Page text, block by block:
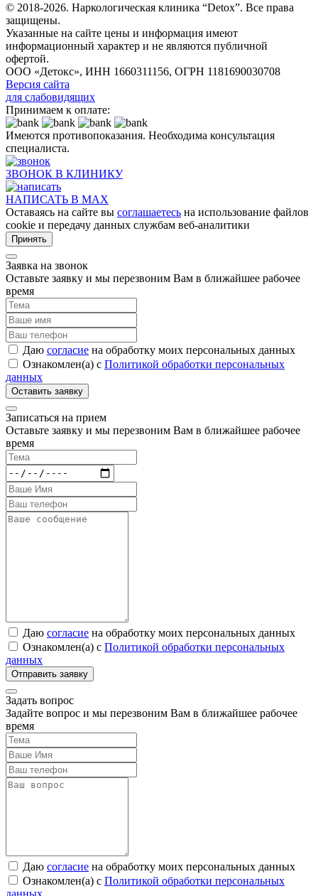
© 2018-2026. Наркологическая клиника “Detox”. Все права
защищены.
Указанные на сайте цены и информация имеют
информационный характер и не являются публичной
офертой.
ООО «Детокс», ИНН 1660311156, ОГРН 1181690030708
Версия сайта
для слабовидящих
Принимаем к оплате:
Имеются противопоказания. Необходима консультация
специалиста.
ЗВОНОК В КЛИНИКУ
НАПИСАТЬ В MAX
Оставаясь на сайте вы соглашаетесь на использование файлов
cookie и передачу данных службам веб-аналитики
Принять
Заявка на звонок
Оставьте заявку и мы перезвоним Вам в ближайшее рабочее
время
Даю согласие на обработку моих персональных данных
Ознакомлен(а) с Политикой обработки персональных
данных
Записаться на прием
Оставьте заявку и мы перезвоним Вам в ближайшее рабочее
время
Даю согласие на обработку моих персональных данных
Ознакомлен(а) с Политикой обработки персональных
данных
Задать вопрос
Задайте вопрос и мы перезвоним Вам в ближайшее рабочее
время
Даю согласие на обработку моих персональных данных
Ознакомлен(а) с Политикой обработки персональных
данных